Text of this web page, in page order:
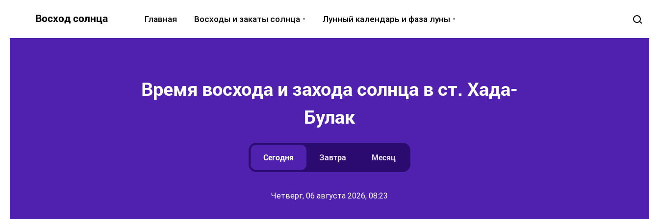
Восход солнца Главная Восходы и закаты солнца Лунный календарь и фаза луны
Время восхода и захода солнца в ст. Хада-
Булак
Сегодня Завтра Месяц
Четверг, 06 августа 2026, 08:23